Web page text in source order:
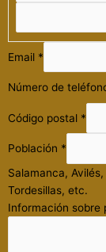
Email *
Número de
Código postal *
Población *
Salamanca,
Tordesillas, etc.
Información sobre